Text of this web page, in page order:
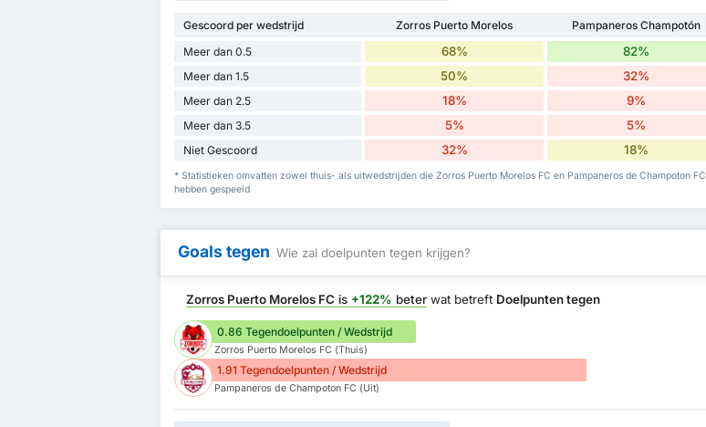
Gescoord per wedstrijd Zorros Puerto Morelos
Pampaneros Champotón
Meer dan 0.5
68% 82%
Meer dan 1.5 50% 32%
Meer dan 2.5 18% 9%
Meer dan 3.5 5% 5%
Niet Gescoord 32% 18%
* Statistieken omvatten zowel thuis- als uitwedstrijden die Zorros Puerto Morelos FC en Pampaneros de Champoton FC
hebben gespeeld
Goals tegen Wie zal doelpunten tegen krijgen?
Zorros Puerto Morelos FC is +122% beter wat betreft Doelpunten tegen
0.86 Tegendoelpunten / Wedstrijd
Zorros Puerto Morelos FC (Thuis)
1.91 Tegendoelpunten / Wedstrijd
Pampaneros de Champoton FC (Uit)